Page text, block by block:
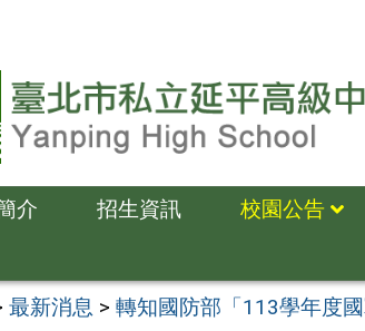
介 招生資訊 校園公告
最新消息 >轉知國防部「113學年度